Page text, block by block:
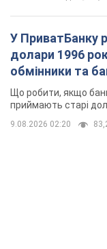
У ПриватБанку
долари 1996
обмінники та
Що робити, якщо
приймають старі
9.08.2026 02:20